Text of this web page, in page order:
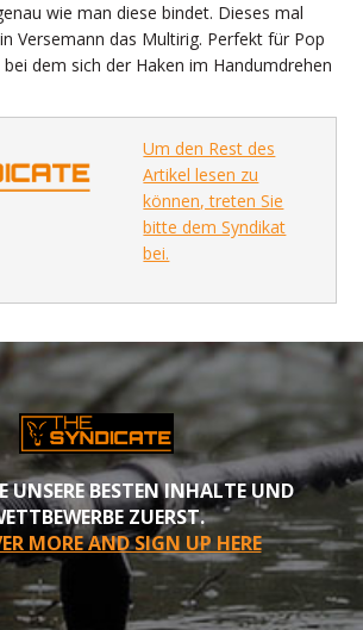
wie man diese bindet. Dieses mal
Versemann das Multirig. Perfekt für Pop
dem sich der Haken im Handumdrehen
Um den Rest des
Artikel lesen zu
können, treten Sie
bitte dem Syndikat
bei.
BESTEN INHALTE UND
ZUERST.
MORE AND SIGN UP HERE